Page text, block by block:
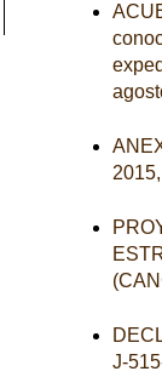
J-